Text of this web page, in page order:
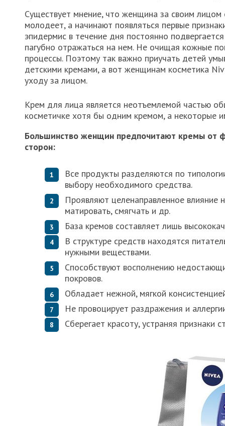
Существует мнение, что женщина за своим
молодеет, а начинают появляться первые
эпидермис в течение дня постоянно
пагубно отражаться на нем. Не очищая кожные
процессы. Поэтому так важно приучать детей
детскими кремами, а вот женщинам косметика
уходу за лицом.
Крем для лица является неотъемлемой частью
косметичке хотя бы одним кремом, а некоторые
Большинство женщин предпочитают кремы от
сторон:
Все продукты разделяются по
выбору необходимого средства.
Проявляют целенаправленное влияние
матировать, смягчать и др.
База кремов составляет лишь
В структуре средств находятся
нужными веществами.
Способствуют восполнению
покровов.
Обладает нежной, мягкой
Не провоцирует раздражения и
Сберегает красоту, устраняя признаки